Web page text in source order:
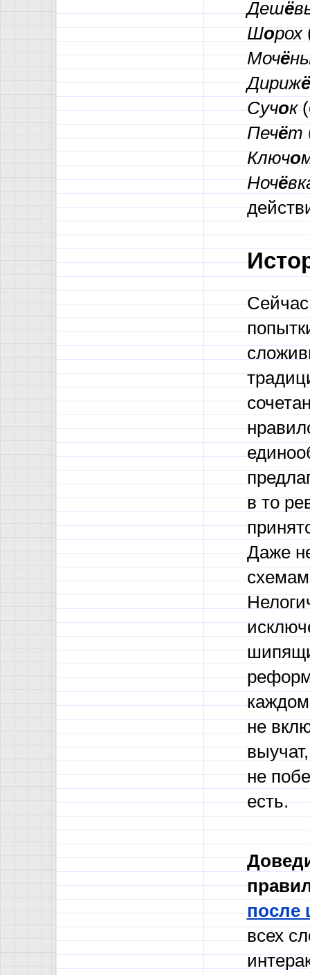
Дешё
Шорох
Мочё
Дирижё
Сучок
Печёт
Ключо
Ночё
в то
Даже
не
не
есть.
после
всех